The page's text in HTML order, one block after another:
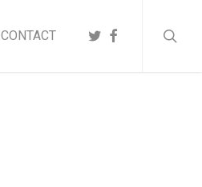
CONTACT TWITTER
FACEBOOK